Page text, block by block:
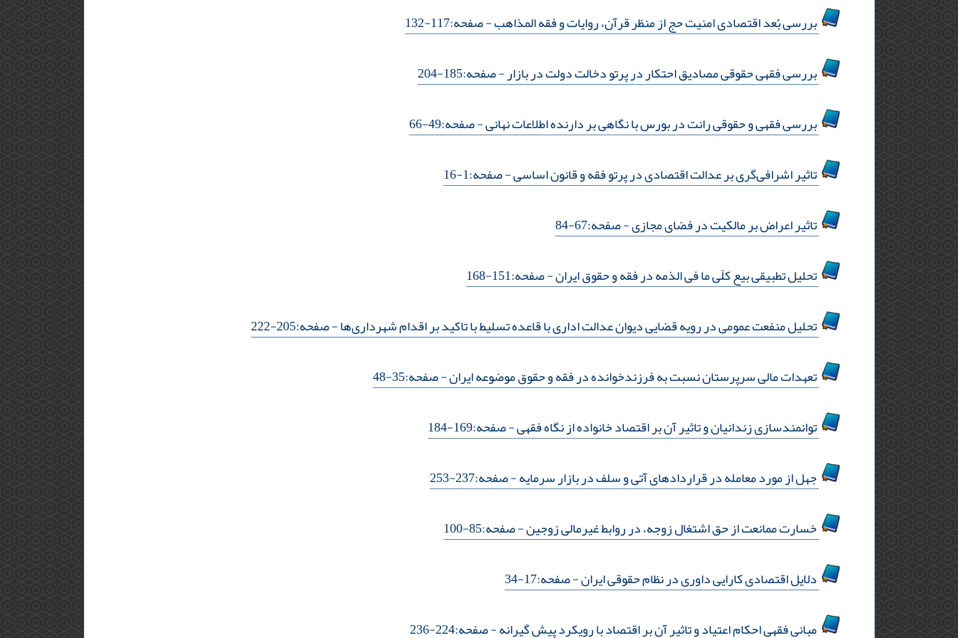
بررسی بُعد اقتصادی امنیت حج از منظر قرآن، روایات و فقه المذاهب- صفحه:117-132
بررسی فقهی حقوقی مصادیق احتکار در پرتو دخالت دولت در بازار- صفحه:185-204
بررسی فقهی و حقوقی رانت در بورس با نگاهی بر دارنده اطلاعات نهانی- صفحه:49-66
تاثیر اشرافی‌گری بر عدالت اقتصادی در پرتو فقه و قانون اساسی- صفحه:1-16
تاثیر اعراض بر مالکیت در فضای مجازی- صفحه:67-84
تحلیل تطبیقی بیع کلّی ما فی الذمه در فقه و حقوق ایران- صفحه:151-168
تحلیل منفعت عمومی در رویه قضایی دیوان عدالت اداری با قاعده تسلیط ‌با تاکید بر اقدام شهرداری‌ها- صفحه:205-222
تعهدات مالی سرپرستان نسبت به فرزندخوانده در فقه و حقوق موضوعه ایران- صفحه:35-48
توانمند‌سازی زندانیان و تاثیر آن بر اقتصاد خانواده از نگاه فقهی- صفحه:169-184
جهل از مورد معامله در قراردادهای آتی و سلف در بازار سرمایه- صفحه:237-253
خسارت ممانعت از حق اشتغال زوجه، در روابط غیرمالی زوجین- صفحه:85-100
دلایل اقتصادی کارایی داوری در نظام حقوقی ایران- صفحه:17-34
مبانی فقهی احکام اعتیاد و تاثیر آن بر اقتصاد با رویکرد پیش گیرانه- صفحه:224-236